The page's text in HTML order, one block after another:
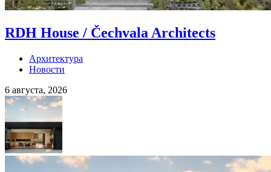
RDH House / Čechvala Architects
Архитектура
Новости
6 августа, 2026